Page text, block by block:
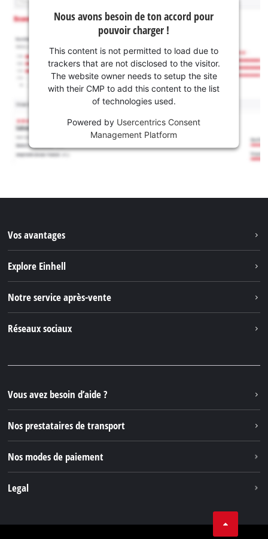
Nous avons besoin de ton accord pour
pouvoir charger !
This content is not permitted to load due to
trackers that are not disclosed to the visitor.
The website owner needs to setup the site
with their CMP to add this content to the list
of technologies used.
Powered by Usercentrics Consent
Management Platform
Vos avantages
Explore Einhell
Einhell Germany AG
Notre service après-vente
Réseaux sociaux
Instagram
TikTok
Pinterest
Vous avez besoin d’aide ?
Nos prestataires de transport
Nos modes de paiement
Legal